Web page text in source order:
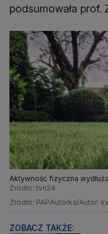
podsumowała prof.
Aktywność fizyczna
Źródło: tvn24
Źródło: PAPAutorka/Autor:
ZOBACZ TAKŻE: